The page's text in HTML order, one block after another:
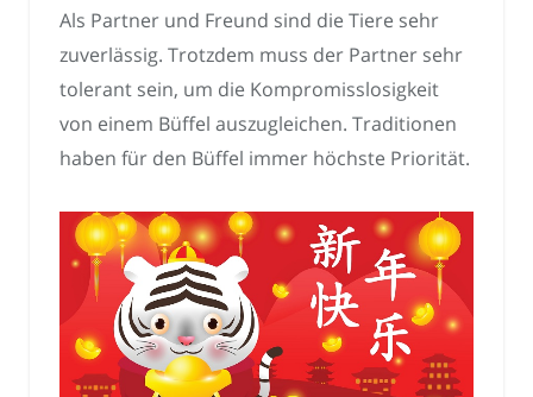
Als Partner und Freund sind die Tiere sehr
zuverlässig. Trotzdem muss der Partner sehr
tolerant sein, um die Kompromisslosigkeit
von einem Büffel auszugleichen. Traditionen
haben für den Büffel immer höchste Priorität.